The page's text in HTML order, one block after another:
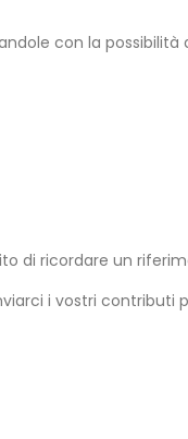
con la
ricordare un
i vostri contributi